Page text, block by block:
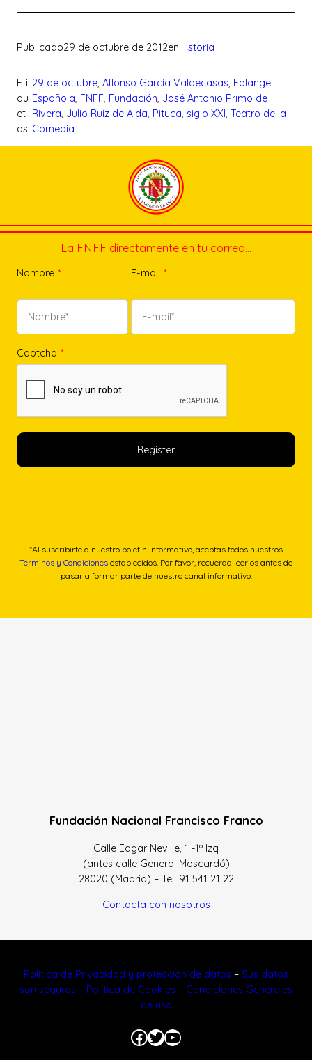
Publicado29 de octubre de 2012enHistoria
Eti
qu
et
as:
29 de octubre, Alfonso García Valdecasas, Falange
Española, FNFF, Fundación, José Antonio Primo de
Rivera, Julio Ruíz de Alda, Pituca, siglo XXI, Teatro de la
Comedia
La FNFF directamente en tu correo…
Nombre * E-mail *
Captcha *
*Al suscribirte a nuestro boletín informativo, aceptas todos nuestros
Términos y Condiciones establecidos. Por favor, recuerda leerlos antes de
pasar a formar parte de nuestro canal informativo.
Fundación Nacional Francisco Franco
Calle Edgar Neville, 1 -1º Izq
(antes calle General Moscardó)
28020 (Madrid) – Tel. 91 541 21 22
Contacta con nosotros
Política de Privacidad y protección de datos – Sus datos
son seguros – Política de Cookies – Condiciones Generales
de uso
Facebook
Twitter
YouTube